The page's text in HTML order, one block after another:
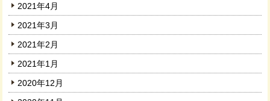
2021年4月
2021年3月
2021年2月
2021年1月
2020年12月